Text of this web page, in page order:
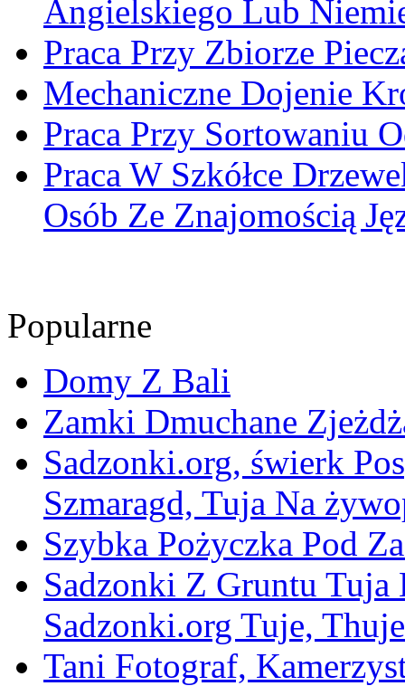
Angielskiego Lub
Praca Przy Zbiorze
Mechaniczne Dojenie
Praca Przy Sortowaniu
Praca W Szkółce
Osób Ze Znajomością
Popularne
Domy Z Bali
Zamki Dmuchane
Sadzonki.org, świerk
Szmaragd, Tuja Na
Szybka Pożyczka Pod
Sadzonki Z Gruntu Tuja
Sadzonki.org Tuje,
Tani Fotograf,